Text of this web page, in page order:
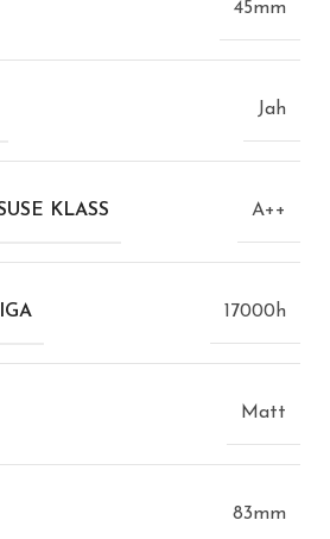
45mm
Jah
KLASS A++
17000h
Matt
83mm